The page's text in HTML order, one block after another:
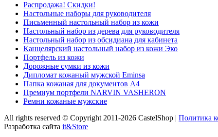
Распродажа! Скидки!
Настольные наборы для руководителя
Письменный настольный набор из кожи
Настольный набор из дерева для руководителя
Настольный набор из обсидиана для кабинета
Канцелярский настольный набор из кожи Эко
Портфель из кожи
Дорожные сумки из кожи
Дипломат кожаный мужской Eminsa
Папка кожаная для документов А4
Премиум портфели NARVIN VASHERON
Ремни кожаные мужские
All rights reserved © Copyright 2011-2026 CastelShop | Политика
Разработка сайта it&Store